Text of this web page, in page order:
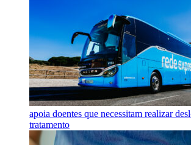
apoia doentes que necessitam realizar
tratamento